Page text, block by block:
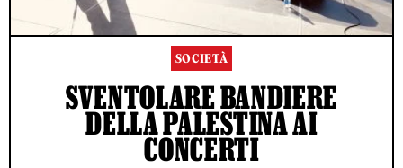
SOCIETÀ
SVENTOLARE BANDIERE
DELLA PALESTINA AI
CONCERTI